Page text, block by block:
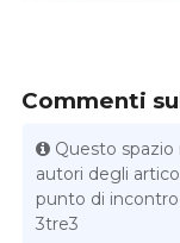
Commenti
Questo
autori degli
punto di
3tre3